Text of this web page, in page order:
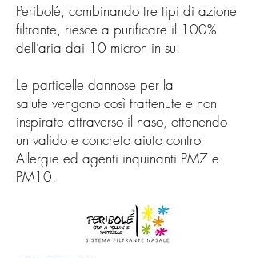
Peribolé, combinando tre tipi di azione
filtrante, riesce a purificare il 100%
dell’aria dai 10 micron in su.
Le particelle dannose per la
salute vengono così trattenute e non
inspirate attraverso il naso, ottenendo
un valido e concreto aiuto contro
Allergie ed agenti inquinanti PM7 e
PM10.